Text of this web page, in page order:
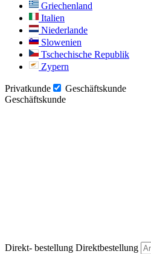
Griechenland
Italien
Niederlande
Slowenien
Tschechische Republik
Zypern
Privatkunde
Geschäftskunde
Geschäftskunde
Direkt- bestellung Direktbestellung